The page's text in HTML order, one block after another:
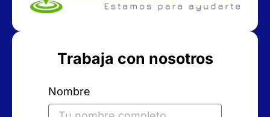
Trabaja con nosotros
Nombre